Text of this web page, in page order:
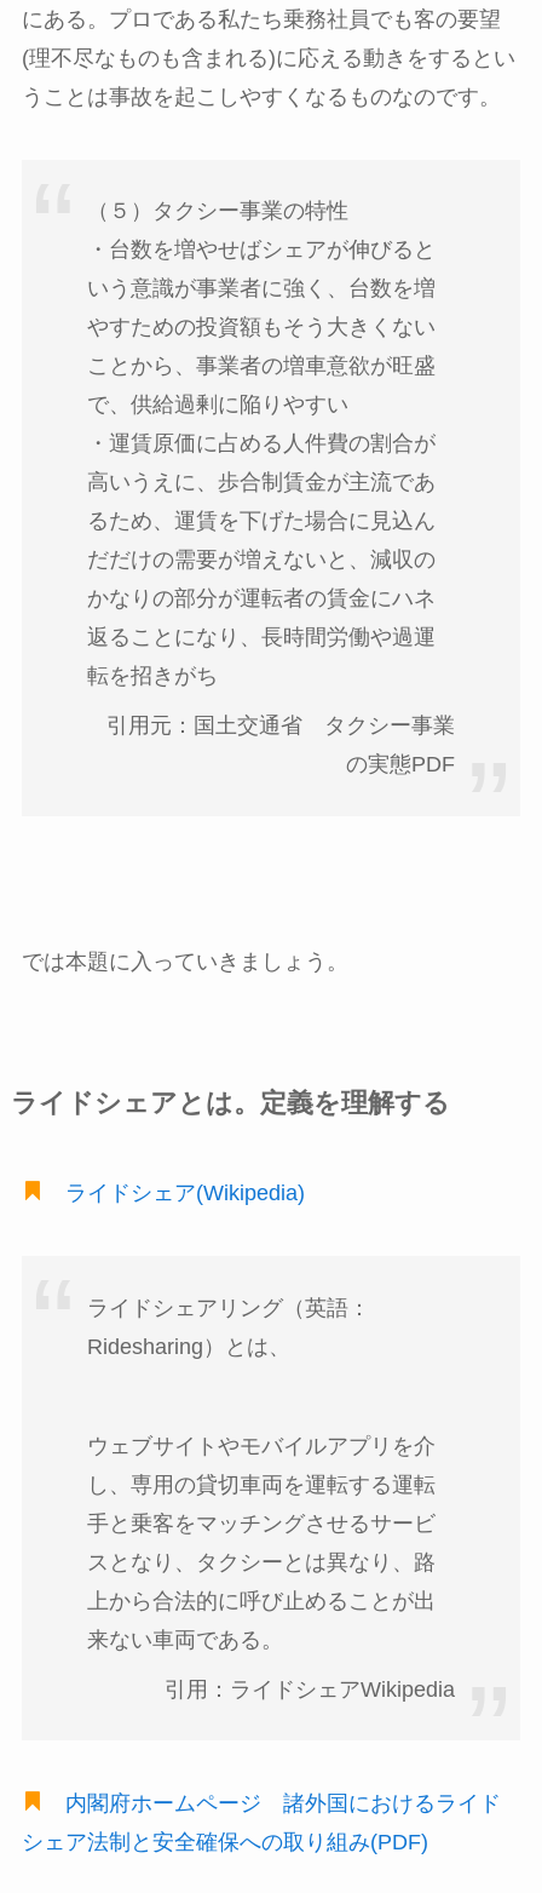
にある。プロである私たち乗務社員でも客の要望
(理不尽なものも含まれる)に応える動きをするとい
うことは事故を起こしやすくなるものなのです。
（５）タクシー事業の特性
・台数を増やせばシェアが伸びると
いう意識が事業者に強く、台数を増
やすための投資額もそう大きくない
ことから、事業者の増車意欲が旺盛
で、供給過剰に陥りやすい
・運賃原価に占める人件費の割合が
高いうえに、歩合制賃金が主流であ
るため、運賃を下げた場合に見込ん
だだけの需要が増えないと、減収の
かなりの部分が運転者の賃金にハネ
返ることになり、長時間労働や過運
転を招きがち
引用元：国土交通省 タクシー事業
の実態PDF
では本題に入っていきましょう。
ライドシェアとは。定義を理解する
ライドシェア(Wikipedia)
ライドシェアリング（英語：
Ridesharing）とは、
ウェブサイトやモバイルアプリを介
し、専用の貸切車両を運転する運転
手と乗客をマッチングさせるサービ
スとなり、タクシーとは異なり、路
上から合法的に呼び止めることが出
来ない車両である。
引用：ライドシェアWikipedia
内閣府ホームページ 諸外国におけるライド
シェア法制と安全確保への取り組み(PDF)